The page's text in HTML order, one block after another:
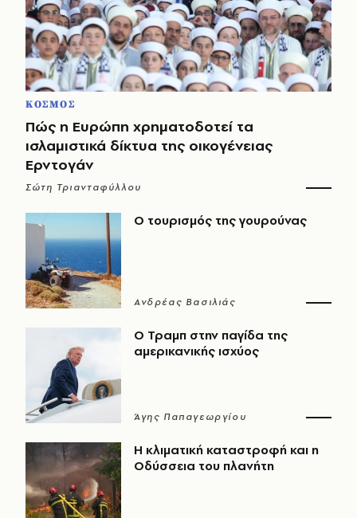
ΚΟΣΜΟΣ
Πώς η Ευρώπη χρηματοδοτεί τα
ισλαμιστικά δίκτυα της οικογένειας
Ερντογάν
Σώτη Τριανταφύλλου
Ο τουρισμός της γουρούνας
Ανδρέας Βασιλιάς
Ο Τραμπ στην παγίδα της
αμερικανικής ισχύος
Άγης Παπαγεωργίου
Η κλιματική καταστροφή και η
Οδύσσεια του πλανήτη